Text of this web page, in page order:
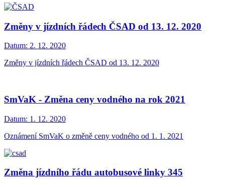
Změny v jízdních řádech ČSAD od 13. 12. 2020
Datum: 2. 12. 2020
Změny v jízdních řádech ČSAD od 13. 12. 2020
SmVaK - Změna ceny vodného na rok 2021
Datum: 1. 12. 2020
Oznámení SmVaK o změně ceny vodného od 1. 1. 2021
Změna jízdního řádu autobusové linky 345